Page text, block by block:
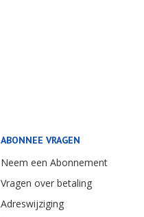
ABONNEE VRAGEN
Neem een Abonnement
Vragen over betaling
Adreswijziging